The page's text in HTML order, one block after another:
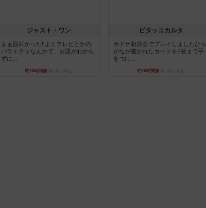
ジャスト・ワン
まぁ面白かった‼️よくテレビとかの
バラエティなんかで、お題がわから
ずに...
約16時間前 by みいやん
ピタッコカルタ
ボドゲ相席会でプレイしましたひら
がなが書かれたカードを2枚まで手
をつけ...
約16時間前 by みいやん